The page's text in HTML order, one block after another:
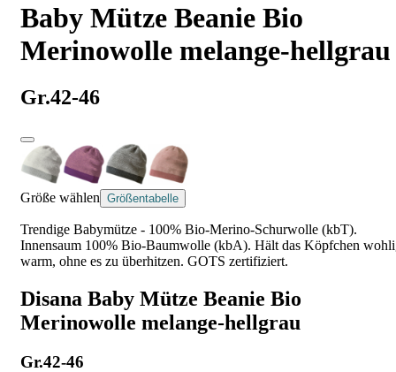
Baby Mütze Beanie Bio
Merinowolle melange-hellgrau
Gr.42-46
Größe wählen Größentabelle
Trendige Babymütze - 100% Bio-Merino-Schurwolle (kbT).
Innensaum 100% Bio-Baumwolle (kbA). Hält das Köpfchen
warm, ohne es zu überhitzen. GOTS zertifiziert.
Disana Baby Mütze Beanie Bio
Merinowolle melange-hellgrau
Gr.42-46